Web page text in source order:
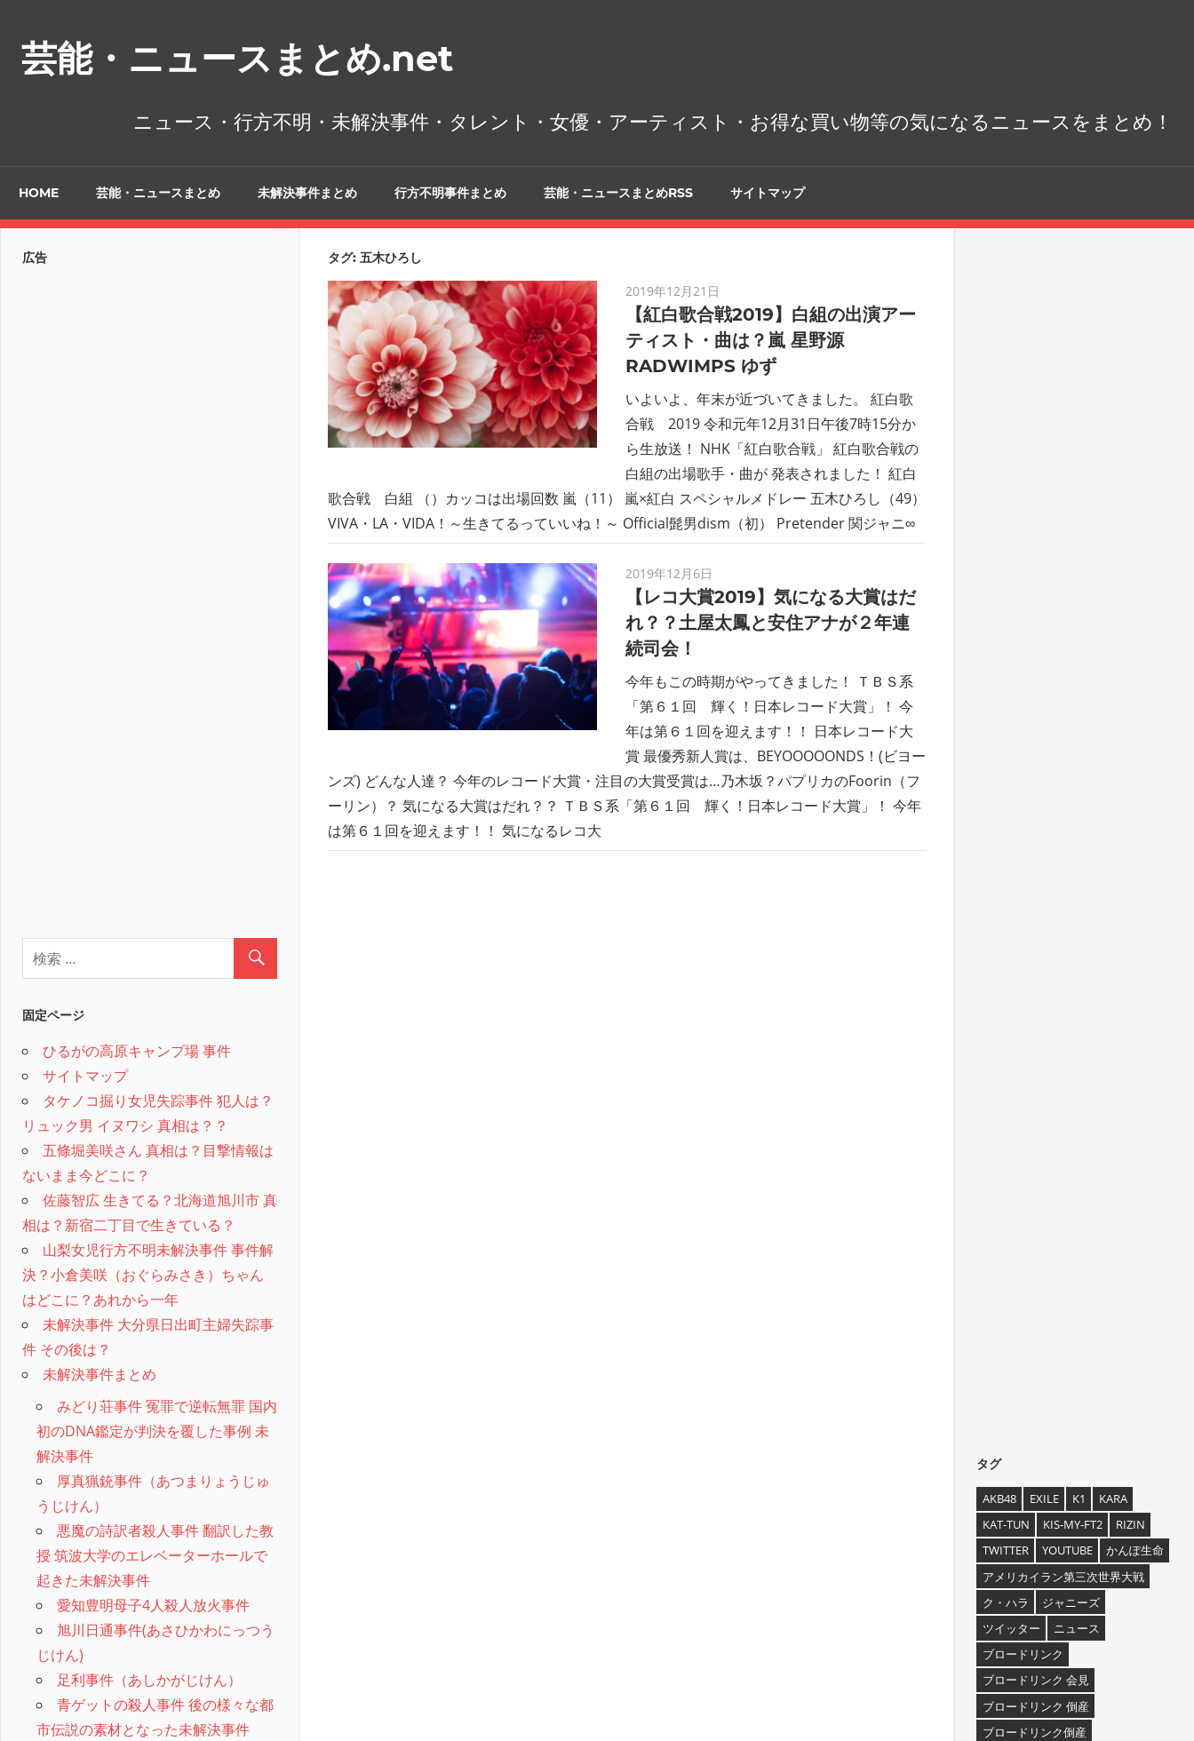
芸能・ニュースまとめ.net
ニュース・行方不明・未解決事件・タレント・女優・アーティスト・お得な買い物等の気になるニュースをまとめ！
HOME 芸能・ニュースまとめ 未解決事件まとめ 行方不明事件まとめ 芸能・ニュースまとめRSS サイトマップ
タグ: 五木ひろし
2019年12月21日
【紅白歌合戦2019】白組の出演アー
ティスト・曲は？嵐 星野源
RADWIMPS ゆず
いよいよ、年末が近づいてきました。 紅白歌
合戦 2019 令和元年12月31日午後7時15分か
ら生放送！ NHK「紅白歌合戦」 紅白歌合戦の
白組の出場歌手・曲が 発表されました！ 紅白
歌合戦 白組 （）カッコは出場回数 嵐（11） 嵐×紅白 スペシャルメドレー 五木ひろし（49）
VIVA・LA・VIDA！～生きてるっていいね！～ Official髭男dism（初） Pretender 関ジャニ∞
2019年12月6日
【レコ大賞2019】気になる大賞はだ
れ？？土屋太鳳と安住アナが２年連
続司会！
今年もこの時期がやってきました！ ＴＢＳ系
「第６１回 輝く！日本レコード大賞」！ 今
年は第６１回を迎えます！！ 日本レコード大
賞 最優秀新人賞は、BEYOOOOONDS！(ビヨー
ンズ) どんな人達？ 今年のレコード大賞・注目の大賞受賞は…乃木坂？パプリカのFoorin（フ
ーリン）？ 気になる大賞はだれ？？ ＴＢＳ系「第６１回 輝く！日本レコード大賞」！ 今年
は第６１回を迎えます！！ 気になるレコ大
広告
固定ページ
ひるがの高原キャンプ場 事件
サイトマップ
タケノコ掘り女児失踪事件 犯人は？
リュック男 イヌワシ 真相は？？
五條堀美咲さん 真相は？目撃情報は
ないまま今どこに？
佐藤智広 生きてる？北海道旭川市 真
相は？新宿二丁目で生きている？
山梨女児行方不明未解決事件 事件解
決？小倉美咲（おぐらみさき）ちゃん
はどこに？あれから一年
未解決事件 大分県日出町主婦失踪事
件 その後は？
未解決事件まとめ
みどり荘事件 冤罪で逆転無罪 国内
初のDNA鑑定が判決を覆した事例 未
解決事件
厚真猟銃事件（あつまりょうじゅ
うじけん）
悪魔の詩訳者殺人事件 翻訳した教
授 筑波大学のエレベーターホールで
起きた未解決事件
愛知豊明母子4人殺人放火事件
旭川日通事件(あさひかわにっつう
じけん)
足利事件（あしかがじけん）
青ゲットの殺人事件 後の様々な都
市伝説の素材となった未解決事件
タグ
AKB48 EXILE K1
KARA
KAT-TUN
KIS-MY-FT2
RIZIN
TWITTER
YOUTUBE
かんぽ生命
アメリカイラン第三次世界大戦
ク・ハラ
ジャニーズ
ツイッター
ニュース
ブロードリンク
ブロードリンク 会見
ブロードリンク 倒産
ブロードリンク倒産